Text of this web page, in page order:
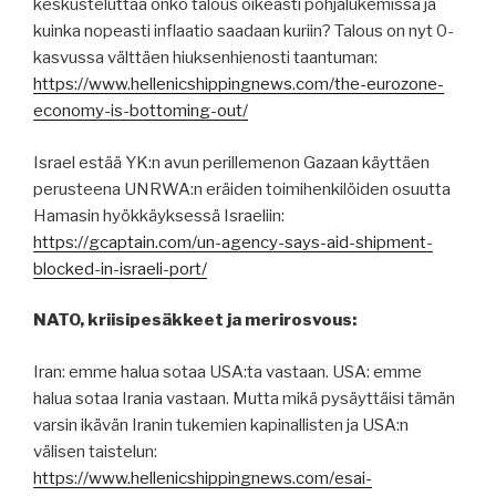
keskusteluttaa onko talous oikeasti pohjalukemissa ja
kuinka nopeasti inflaatio saadaan kuriin? Talous on nyt 0-
kasvussa välttäen hiuksenhienosti taantuman:
https://www.hellenicshippingnews.com/the-eurozone-
economy-is-bottoming-out/
Israel estää YK:n avun perillemenon Gazaan käyttäen
perusteena UNRWA:n eräiden toimihenkilöiden osuutta
Hamasin hyökkäyksessä Israeliin:
https://gcaptain.com/un-agency-says-aid-shipment-
blocked-in-israeli-port/
NATO, kriisipesäkkeet ja merirosvous:
Iran: emme halua sotaa USA:ta vastaan. USA: emme
halua sotaa Irania vastaan. Mutta mikä pysäyttäisi tämän
varsin ikävän Iranin tukemien kapinallisten ja USA:n
välisen taistelun:
https://www.hellenicshippingnews.com/esai-